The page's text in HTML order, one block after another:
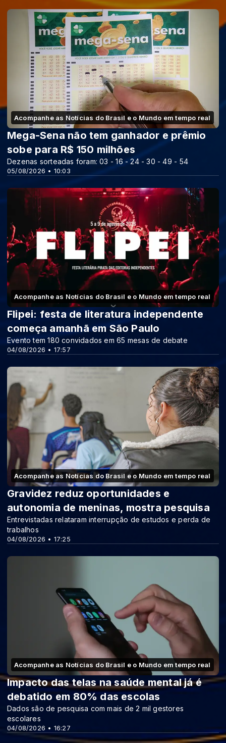
Acompanhe as Notícias do Brasil e o Mundo em tempo real
05/08/2026 • 10:03
Mega-Sena não tem ganhador e prêmio
sobe para R$ 150 milhões
Dezenas sorteadas foram: 03 - 16 - 24 - 30 - 49 - 54
Acompanhe as Notícias do Brasil e o Mundo em tempo real
04/08/2026 • 17:57
Flipei: festa de literatura independente
começa amanhã em São Paulo
Evento tem 180 convidados em 65 mesas de debate
Acompanhe as Notícias do Brasil e o Mundo em tempo real
04/08/2026 • 17:25
Gravidez reduz oportunidades e
autonomia de meninas, mostra pesquisa
Entrevistadas relataram interrupção de estudos e perda de
trabalhos
Acompanhe as Notícias do Brasil e o Mundo em tempo real
04/08/2026 • 16:27
Impacto das telas na saúde mental já é
debatido em 80% das escolas
Dados são de pesquisa com mais de 2 mil gestores
escolares